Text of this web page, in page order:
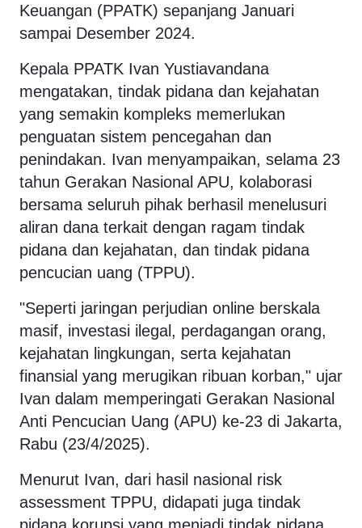
Keuangan (PPATK) sepanjang Januari
sampai Desember 2024.
Kepala PPATK Ivan Yustiavandana
mengatakan, tindak pidana dan kejahatan
yang semakin kompleks memerlukan
penguatan sistem pencegahan dan
penindakan. Ivan menyampaikan, selama 23
tahun Gerakan Nasional APU, kolaborasi
bersama seluruh pihak berhasil menelusuri
aliran dana terkait dengan ragam tindak
pidana dan kejahatan, dan tindak pidana
pencucian uang (TPPU).
"Seperti jaringan perjudian online berskala
masif, investasi ilegal, perdagangan orang,
kejahatan lingkungan, serta kejahatan
finansial yang merugikan ribuan korban," ujar
Ivan dalam memperingati Gerakan Nasional
Anti Pencucian Uang (APU) ke-23 di Jakarta,
Rabu (23/4/2025).
Menurut Ivan, dari hasil nasional risk
assessment TPPU, didapati juga tindak